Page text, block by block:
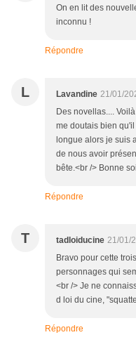
On en lit des
inconnu !
Répondre
L Lavandine 21/01/
Des novellas....
me doutais bien
longue alors je suis
de nous avoir
bête.<br /> Bonne
Répondre
T tadloiducine 21/01/
Bravo pour cette
personnages qui
<br /> Je ne
d loi du cine,
Répondre